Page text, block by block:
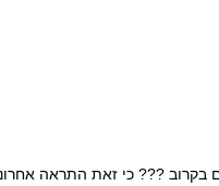
בקרוב ??? כי זאת התראה